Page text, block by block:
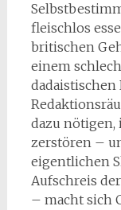
fleischlos
britischen
einem
dazu nötigen,
zerstören –
eigentlichen
Aufschreis
– macht sich